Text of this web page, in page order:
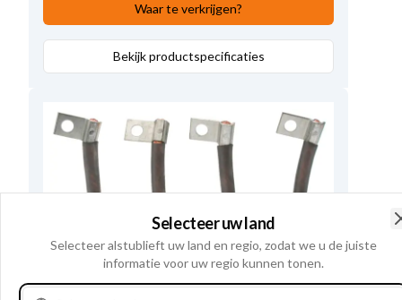
Waar te verkrijgen?
Bekijk productspecificaties
Selecteer uw land
Selecteer alstublieft uw land en regio, zodat we u de juiste
informatie voor uw regio kunnen tonen.